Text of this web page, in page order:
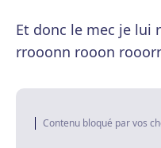
Et donc le mec je
rrooonn rooon
Contenu bloqué par vos